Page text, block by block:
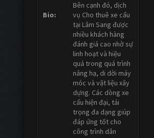
Bio:
Bên cạnh đó, dịch
vụ Cho thuê xe cẩu
tại Lâm Sang được
nhiều khách hàng
đánh giá cao nhờ sự
linh hoạt và hiệu
quả trong quá trình
nâng hạ, di dời máy
móc và vật liệu xây
dựng. Các dòng xe
cẩu hiện đại, tải
trọng đa dạng giúp
đáp ứng tốt cho
công trình dân